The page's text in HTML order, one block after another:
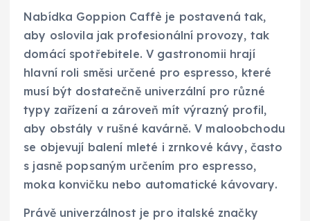
Nabídka Goppion Caffè je postavená tak,
aby oslovila jak profesionální provozy, tak
domácí spotřebitele. V gastronomii hrají
hlavní roli směsi určené pro espresso, které
musí být dostatečně univerzální pro různé
typy zařízení a zároveň mít výrazný profil,
aby obstály v rušné kavárně. V maloobchodu
se objevují balení mleté i zrnkové kávy, často
s jasně popsaným určením pro espresso,
moka konvičku nebo automatické kávovary.
Právě univerzálnost je pro italské značky